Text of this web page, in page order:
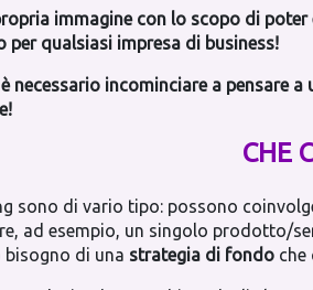
immagine con lo scopo di
per qualsiasi impresa di business!
necessario incominciare a pensare
CHE
sono di vario tipo: possono
ad esempio, un singolo prodotto/
bisogno di una strategia di fondo che